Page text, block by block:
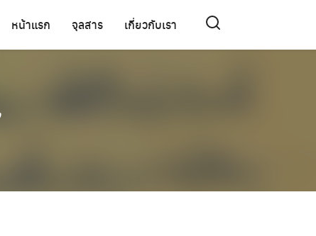
หน้าแรก จุลสาร เกี่ยวกับเรา